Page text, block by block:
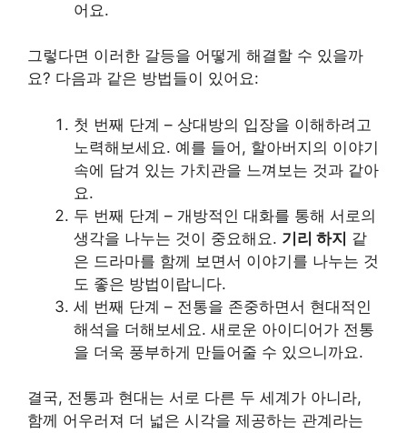
어요.
그렇다면 이러한 갈등을 어떻게 해결할 수 있을까
요? 다음과 같은 방법들이 있어요:
첫 번째 단계 – 상대방의 입장을 이해하려고
노력해보세요. 예를 들어, 할아버지의 이야기
속에 담겨 있는 가치관을 느껴보는 것과 같아
요.
두 번째 단계 – 개방적인 대화를 통해 서로의
생각을 나누는 것이 중요해요. 기리 하지 같
은 드라마를 함께 보면서 이야기를 나누는 것
도 좋은 방법이랍니다.
세 번째 단계 – 전통을 존중하면서 현대적인
해석을 더해보세요. 새로운 아이디어가 전통
을 더욱 풍부하게 만들어줄 수 있으니까요.
결국, 전통과 현대는 서로 다른 두 세계가 아니라,
함께 어우러져 더 넓은 시각을 제공하는 관계라는